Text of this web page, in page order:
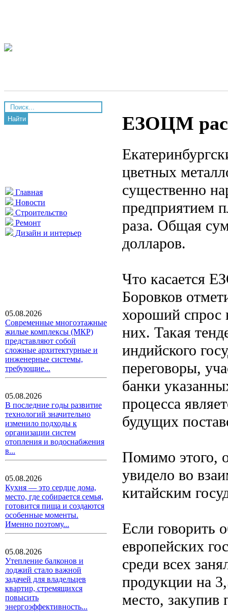
Найти
Главная
Новости
Строительство
Ремонт
Дизайн и интерьер
05.08.2026
Современные многоэтажные
жилые комплексы (МКР)
представляют собой
сложные архитектурные и
инженерные системы,
требующие...
05.08.2026
В последние годы развитие
технологий значительно
изменило подходы к
организации систем
отопления и водоснабжения
в...
05.08.2026
Кухня — это сердце дома,
место, где собирается семья,
готовится пища и создаются
особенные моменты.
Именно поэтому...
05.08.2026
Утепление балконов и
лоджий стало важной
задачей для владельцев
квартир, стремящихся
повысить
энергоэффективность...
ЕЗОЦМ
цветных
существенно
предприятием
раза. Общая
долларов.
Что касается
Боровков
хороший спрос
них. Такая
индийского
переговоры,
банки
процесса
будущих
Помимо этого,
увидело во
китайским
Если говорить
европейских
среди всех
продукции на
место,